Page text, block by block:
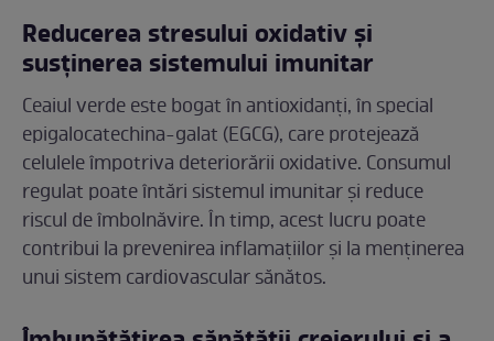
Reducerea stresului oxidativ și
susținerea sistemului imunitar
Ceaiul verde este bogat în antioxidanți, în special
epigalocatechina-galat (EGCG), care protejează
celulele împotriva deteriorării oxidative. Consumul
regulat poate întări sistemul imunitar și reduce
riscul de îmbolnăvire. În timp, acest lucru poate
contribui la prevenirea inflamațiilor și la menținerea
unui sistem cardiovascular sănătos.